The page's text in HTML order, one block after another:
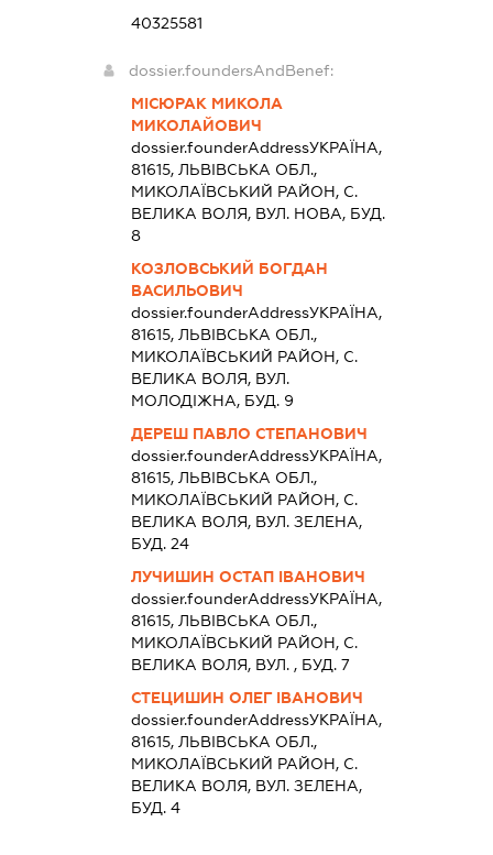
40325581
dossier.foundersAndBenef:
МІСЮРАК МИКОЛА
МИКОЛАЙОВИЧ
dossier.founderAddressУКРАЇНА,
81615, ЛЬВIВСЬКА ОБЛ.,
МИКОЛАЇВСЬКИЙ РАЙОН, С.
ВЕЛИКА ВОЛЯ, ВУЛ. НОВА, БУД.
8
КОЗЛОВСЬКИЙ БОГДАН
ВАСИЛЬОВИЧ
dossier.founderAddressУКРАЇНА,
81615, ЛЬВIВСЬКА ОБЛ.,
МИКОЛАЇВСЬКИЙ РАЙОН, С.
ВЕЛИКА ВОЛЯ, ВУЛ.
МОЛОДІЖНА, БУД. 9
ДЕРЕШ ПАВЛО СТЕПАНОВИЧ
dossier.founderAddressУКРАЇНА,
81615, ЛЬВIВСЬКА ОБЛ.,
МИКОЛАЇВСЬКИЙ РАЙОН, С.
ВЕЛИКА ВОЛЯ, ВУЛ. ЗЕЛЕНА,
БУД. 24
ЛУЧИШИН ОСТАП ІВАНОВИЧ
dossier.founderAddressУКРАЇНА,
81615, ЛЬВIВСЬКА ОБЛ.,
МИКОЛАЇВСЬКИЙ РАЙОН, С.
ВЕЛИКА ВОЛЯ, ВУЛ. , БУД. 7
СТЕЦИШИН ОЛЕГ ІВАНОВИЧ
dossier.founderAddressУКРАЇНА,
81615, ЛЬВIВСЬКА ОБЛ.,
МИКОЛАЇВСЬКИЙ РАЙОН, С.
ВЕЛИКА ВОЛЯ, ВУЛ. ЗЕЛЕНА,
БУД. 4